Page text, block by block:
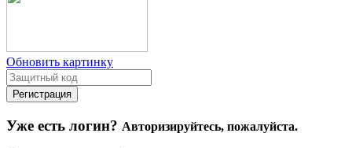
Обновить картинку
Уже есть логин? Авторизируйтесь, пожалуйста.